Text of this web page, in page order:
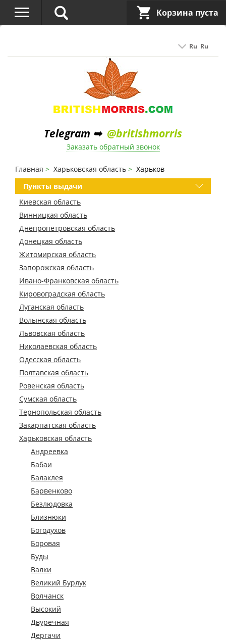
Ru Ru
Telegram ➥ @britishmorris
Заказать обратный звонок
Корзина пуста
Главная Харьковская область
Харьков
Пункты выдачи
Киевская область
Винницкая область
Днепропетровская область
Донецкая область
Житомирская область
Запорожская область
Ивано-Франковская область
Кировоградская область
Луганская область
Волынская область
Львовская область
Николаевская область
Одесская область
Полтавская область
Ровенская область
Сумская область
Тернопольская область
Закарпатская область
Харьковская область
Андреевка
Бабаи
Балаклея
Барвенково
Безлюдовка
Близнюки
Богодухов
Боровая
Буды
Валки
Великий Бурлук
Волчанск
Высокий
Двуречная
Дергачи